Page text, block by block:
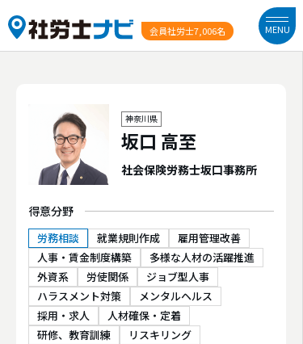
会員社労士7,006名 MENU
神奈川県
坂口 高至
社会保険労務士坂口事務所
得意分野
労務相談 就業規則作成
雇用管理改善
人事・賃金制度構築
多様な人材の活躍推進
外資系
労使関係
ジョブ型人事
ハラスメント対策
メンタルヘルス
採用・求人
人材確保・定着
研修、教育訓練
リスキリング